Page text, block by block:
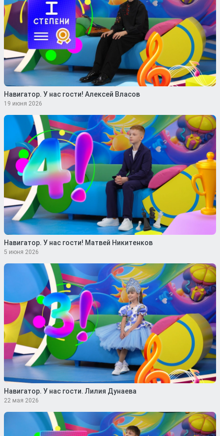
Навигатор. У нас гости! Алексей Власов
19 июня 2026
Навигатор. У нас гости! Матвей Никитенков
5 июня 2026
Навигатор. У нас гости. Лилия Дунаева
22 мая 2026